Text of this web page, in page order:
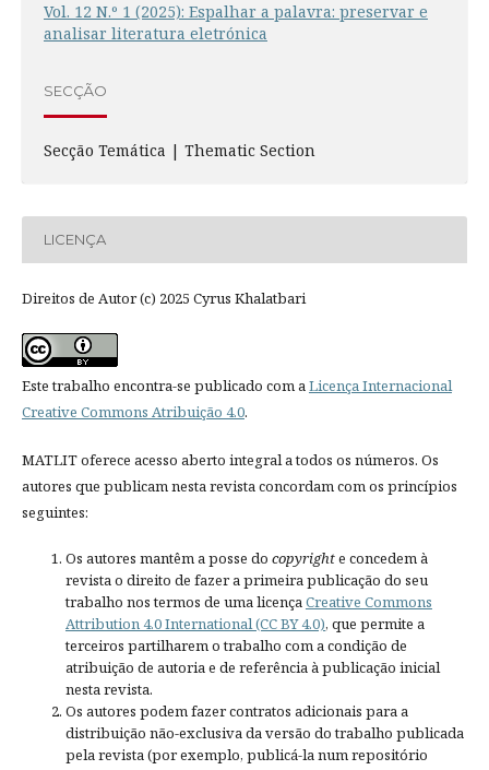
Vol. 12 N.º 1 (2025): Espalhar a palavra: preservar e
analisar literatura eletrónica
SECÇÃO
Secção Temática | Thematic Section
LICENÇA
Direitos de Autor (c) 2025 Cyrus Khalatbari
Este trabalho encontra-se publicado com a Licença Internacional
Creative Commons Atribuição 4.0.
MATLIT oferece acesso aberto integral a todos os números. Os
autores que publicam nesta revista concordam com os princípios
seguintes:
Os autores mantêm a posse do copyrighte concedem à
revista o direito de fazer a primeira publicação do seu
trabalho nos termos de uma licença Creative Commons
Attribution 4.0 International (CC BY 4.0), que permite a
terceiros partilharem o trabalho com a condição de
atribuição de autoria e de referência à publicação inicial
nesta revista.
Os autores podem fazer contratos adicionais para a
distribuição não-exclusiva da versão do trabalho publicada
pela revista (por exemplo, publicá-la num repositório